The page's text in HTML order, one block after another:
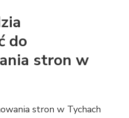
do
stron w
stron w Tychach